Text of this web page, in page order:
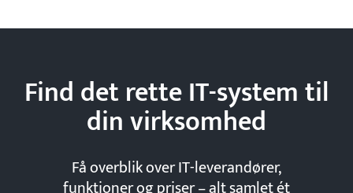
Find det rette IT-system til
dinvirksomhed
Få overblik over IT-leverandører,